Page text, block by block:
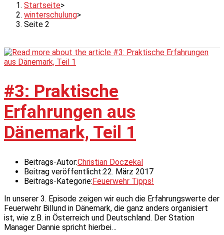
Startseite>
winterschulung>
Seite 2
#3: Praktische
Erfahrungen aus
Dänemark, Teil 1
Beitrags-Autor:Christian Doczekal
Beitrag veröffentlicht:22. März 2017
Beitrags-Kategorie: Feuerwehr Tipps!
In unserer 3. Episode zeigen wir euch die Erfahrungswerte der
Feuerwehr Billund in Dänemark, die ganz anders organisiert
ist, wie z.B. in Österreich und Deutschland. Der Station
Manager Dannie spricht hierbei…